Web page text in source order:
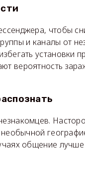
чтобы
и каналы от
установки
вероятность
общение